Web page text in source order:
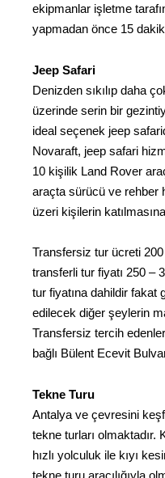
ekipmanlar işletme
yapmadan önce 15
Jeep Safari
Denizden sıkılıp daha
üzerinde serin bir
ideal seçenek jeep
Novaraft, jeep safari
10 kişilik Land Rover
araçta sürücü ve rehber
üzeri kişilerin
Transfersiz tur ücreti
transferli tur fiyatı 250 –
tur fiyatına dahildir fakat
edilecek diğer şeylerin
Transfersiz tercih
bağlı Bülent Ecevit
Tekne Turu
Antalya ve çevresini
tekne turları olmaktadır.
hızlı yolculuk ile kıyı
tekne turu aracılığıyla